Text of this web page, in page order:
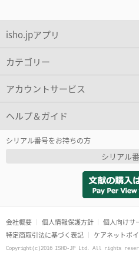
isho.jpアプリ
カテゴリー
アカウントサービス
ヘルプ＆ガイド
シリアル番号をお持ちの方
シリアル
会社概要 個人情報保護方針
個人向けサ
特定商取引法に基づく表記
ケアネットポ
Copyright(c)2016 ISHO-JP Ltd. All rights